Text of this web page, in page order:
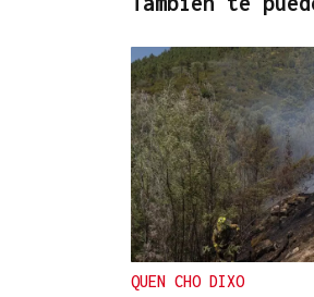
QUEN CHO DIXO